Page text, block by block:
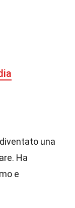
una
Ha
e